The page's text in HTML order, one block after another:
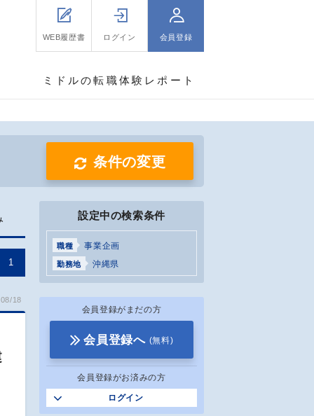
WEB履歴書 ログイン 会員登録
ミドルの転職体験レポート
条件の変更
1
18
設定中の検索条件
職種 事業企画
勤務地 沖縄県
会員登録がまだの方
会員登録へ (無料)
会員登録がお済みの方
ログイン